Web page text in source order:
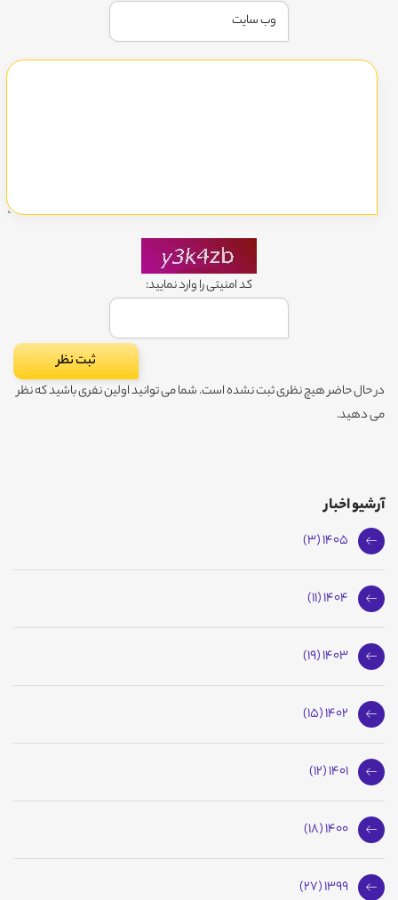
کد امنیتی را وارد نمایید:
در حال حاضر هیچ نظری ثبت نشده است. شما می توانید اولین نفری باشید که نظر
می دهید.
آرشیو اخبار
1405 (3)
1404 (11)
1403 (19)
1402 (15)
1401 (12)
1400 (18)
1399 (27)